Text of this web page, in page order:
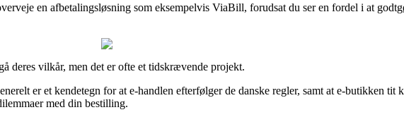
en afbetalingsløsning som eksempelvis ViaBill, forudsat du ser en fordel i at
deres vilkår, men det er ofte et tidskrævende projekt.
er et kendetegn for at e-handlen efterfølger de danske regler, samt at e-butikken tit
med din bestilling.